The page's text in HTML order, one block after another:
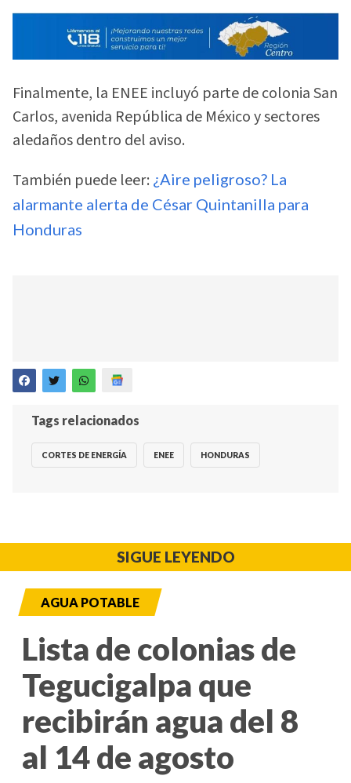
Finalmente, la ENEE incluyó parte de colonia San
Carlos, avenida República de México y sectores
aledaños dentro del aviso.
También puede leer: ¿Aire peligroso? La
alarmante alerta de César Quintanilla para
Honduras
Tags relacionados
CORTES DE ENERGÍA ENEE HONDURAS
SIGUE LEYENDO
AGUA POTABLE
Lista de colonias de
Tegucigalpa que
recibirán agua del 8
al 14 de agosto